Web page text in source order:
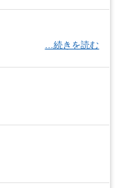
…続きを読む